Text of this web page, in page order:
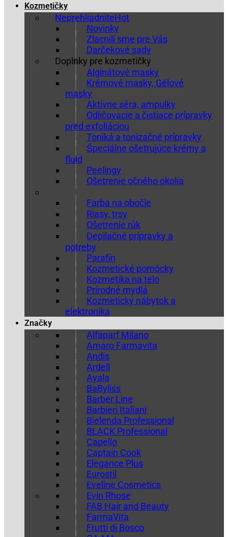
Kozmetičky
Neprehliadnite
Novinky
Zlacnili sme pre Vás
Darčekové sady
Doplnky pre kozmetičky
Alginátové masky
Krémové masky, Gélové
masky
Aktívne séra, ampulky
Odličovacie a čistiace prípravky
pred exfoliáciou
Toniká a tonizačné prípravky
Špeciálne ošetrujúce krémy a
fluid
Peelingy
Ošetrenie očného okolia
Farba na obočie
Riasy, trsy
Ošetrenie rúk
Depilačné prípravky a
potreby
Parafín
Kozmetické pomôcky
Kozmetika na telo
Prírodné mydlá
Kozmetický nábytok a
elektronika
Značky
Alfaparf Milano
Amaro Farmavita
Andis
Ardell
Ayala
BaByliss
Barber Line
Barbieri Italiani
Bielenda Professional
BLACK Professional
Capello
Captain Cook
Elegance Plus
Eurostil
Eveline Cosmetics
Evin Rhose
FAB Hair and Beauty
FarmaVita
Frutti di Bosco